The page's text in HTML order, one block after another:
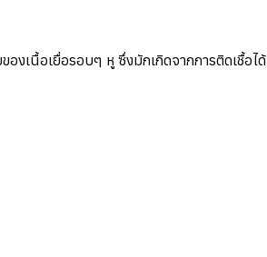
งเนื้อเยื่อรอบๆ หู ซึ่งมักเกิดจากการติดเชื้อได้